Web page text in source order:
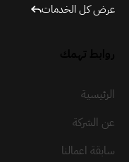
عرض كل الخدمات
الرئيسية
عن الشركة
سابقة اعمالنا